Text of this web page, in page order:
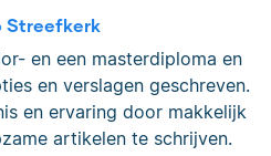
Streefkerk
en een masterdiploma en
en verslagen geschreven.
en ervaring door makkelijk
artikelen te schrijven.